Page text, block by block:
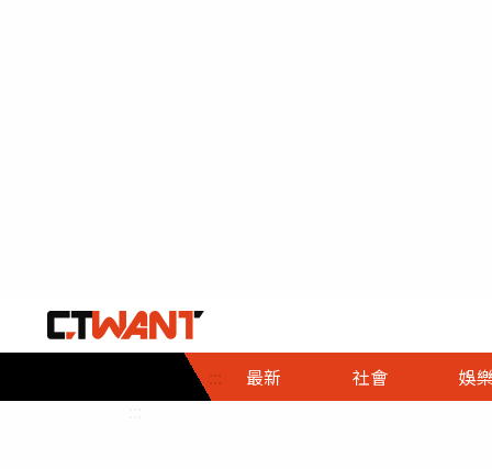
::: 最新 社會
社會首頁
時事
娛樂
娛樂首頁
即時
財經首頁
熱線
政